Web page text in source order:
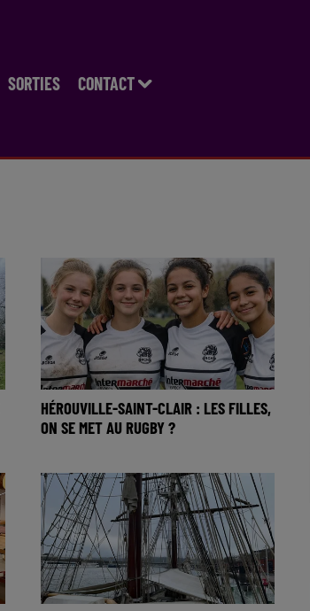
SORTIES CONTACT
HÉROUVILLE-SAINT-CLAIR : LES FILLES,
ON SE MET AU RUGBY ?